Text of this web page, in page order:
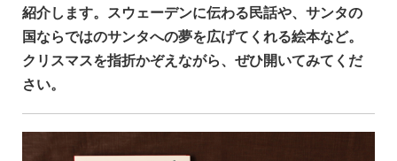
紹介します。スウェーデンに伝わる民話や、サンタの
国ならではのサンタへの夢を広げてくれる絵本など。
クリスマスを指折かぞえながら、ぜひ開いてみてくだ
さい。